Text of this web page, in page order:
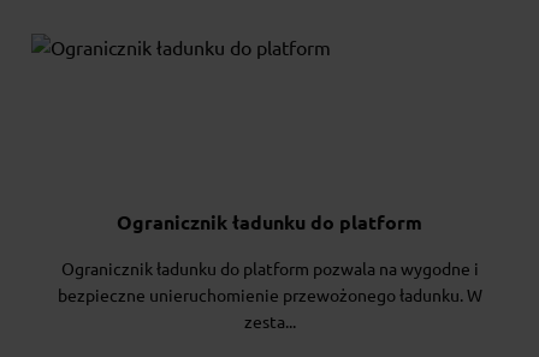
Ogranicznik ładunku do platform
Ogranicznik ładunku do platform pozwala na wygodne i
bezpieczne unieruchomienie przewożonego ładunku. W
zesta...